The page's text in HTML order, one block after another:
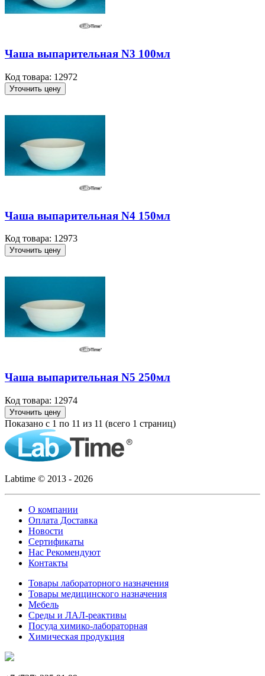
Чаша выпарительная N3 100мл
Код товара: 12972
Уточнить цену
Чаша выпарительная N4 150мл
Код товара: 12973
Уточнить цену
Чаша выпарительная N5 250мл
Код товара: 12974
Уточнить цену
Показано с 1 по 11 из 11 (всего 1 страниц)
Labtime © 2013 - 2026
О компании
Оплата Доставка
Новости
Сертификаты
Нас Рекомендуют
Контакты
Товары лабораторного назначения
Товары медицинского назначения
Мебель
Среды и ЛАЛ-реактивы
Посуда химико-лабораторная
Химическая продукция